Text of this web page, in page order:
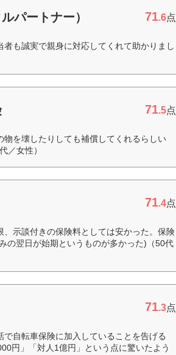
パートナー） 71.6点
も誠実で親身に対応してくれて助かりまし
71.5点
を壊したりしても補償してくれるらしい
／女性）
71.4点
示談付きの保険料としては安かった。保険
の翌日が始期というものが多かった)（50代
71.3点
自転車保険に加入していることを告げる
円」「対人1億円」という点に驚いたよう